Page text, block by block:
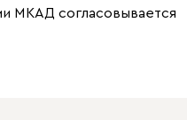
МКАД согласовывается